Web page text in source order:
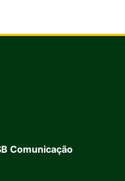
Comunicação